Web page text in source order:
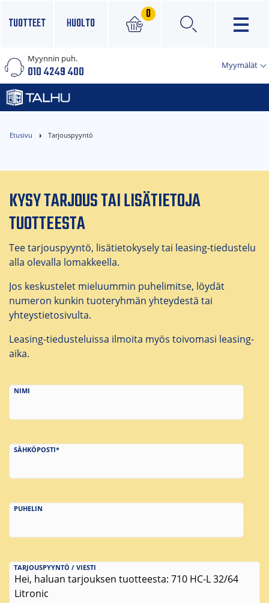
TUOTTEET HUOLTO
0
×
Myynnin puh.
010 4249 400 Myymälät
Etusivu Tarjouspyyntö
KYSY TARJOUS TAI LISÄTIETOJA
TUOTTEESTA
Tee tarjouspyyntö, lisätietokysely tai leasing-tiedustelu
alla olevalla lomakkeella.
Jos keskustelet mieluummin puhelimitse, löydät
numeron kunkin tuoteryhmän yhteydestä tai
yhteystietosivulta.
Leasing-tiedusteluissa ilmoita myös toivomasi leasing-
aika.
NIMI
SÄHKÖPOSTI*
PUHELIN
TARJOUSPYYNTÖ / VIESTI